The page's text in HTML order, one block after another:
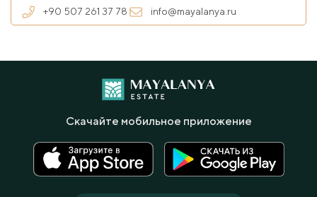
+90 507 261 37 78 info@mayalanya.ru
Скачайте мобильное приложение